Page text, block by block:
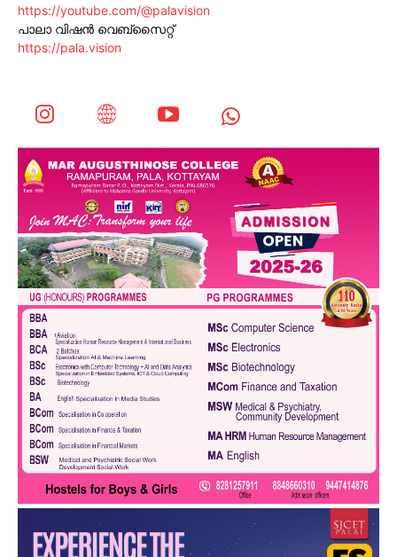
https://youtube.com/@palavision
പാലാ വിഷൻ വെബ്സൈറ്റ്
https://pala.vision